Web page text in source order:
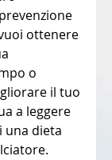
ottenere
o
il tuo
a leggere
una dieta